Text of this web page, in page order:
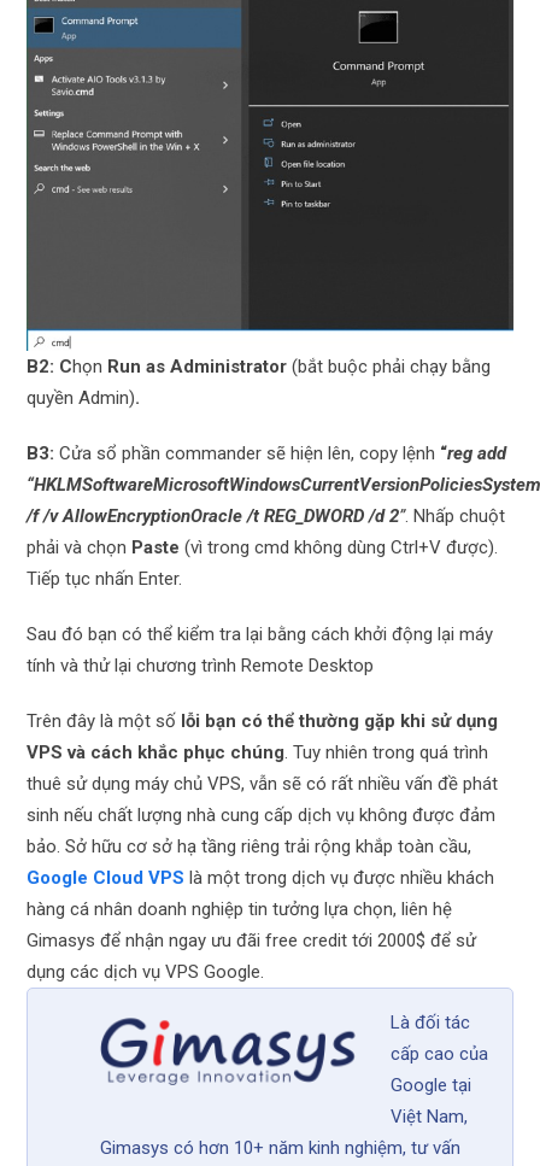
B2: Chọn Run as Administrator (bắt buộc phải chạy bằng
quyền Admin).
B3:Cửa sổ phần commander sẽ hiện lên, copy lệnh “reg add
/f /v AllowEncryptionOracle /t REG_DWORD /d 2”. Nhấp chuột
phải và chọn Paste(vì trong cmd không dùng Ctrl+V được).
Tiếp tục nhấn Enter.
Sau đó bạn có thể kiểm tra lại bằng cách khởi động lại máy
tính và thử lại chương trình Remote Desktop
Trên đây là một số lỗi bạn có thể thường gặp khi sử dụng
VPS và cách khắc phục chúng. Tuy nhiên trong quá trình
thuê sử dụng máy chủ VPS, vẫn sẽ có rất nhiều vấn đề phát
sinh nếu chất lượng nhà cung cấp dịch vụ không được đảm
bảo. Sở hữu cơ sở hạ tầng riêng trải rộng khắp toàn cầu,
Google Cloud VPS là một trong dịch vụ được nhiều khách
hàng cá nhân doanh nghiệp tin tưởng lựa chọn, liên hệ
Gimasys để nhận ngay ưu đãi free credit tới 2000$ để sử
dụng các dịch vụ VPS Google.
Là đối tác
cấp cao của
Google tại
Việt Nam,
Gimasys có hơn 10+ năm kinh nghiệm, tư vấn